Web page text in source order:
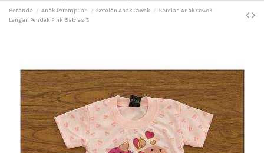
Beranda Anak Perempuan Setelan Anak Cewek
Setelan Anak Cewek
Lengan Pendek Pink Babies S